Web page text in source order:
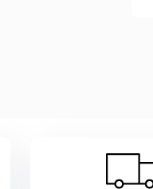
а также
их
уже